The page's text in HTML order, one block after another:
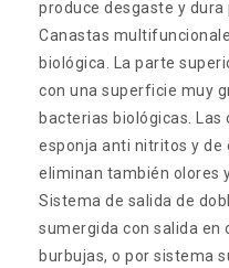
produce desgaste y dura
Canastas
biológica. La parte
con una superficie muy
bacterias biológicas.
esponja anti nitritos y de
eliminan también olores
Sistema de salida de
sumergida con salida en
burbujas, o por sistema